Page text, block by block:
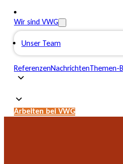
Wir sind VWG
Unser Team
ReferenzenNachrichtenThemen-
Arbeiten bei VWG